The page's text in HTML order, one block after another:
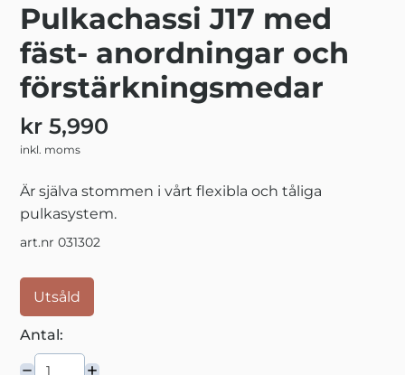
Pulkachassi J17 med
fäst- anordningar och
förstärkningsmedar
kr 5,990
inkl. moms
Är själva stommen i vårt flexibla och tåliga
pulkasystem.
art.nr 031302
Utsåld
Antal: